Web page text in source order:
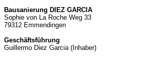
Bausanierung DIEZ GARCIA
Sophie von La Roche Weg 33
79312 Emmendingen
Geschäftsführung
Guillermo Diez Garcia (Inhaber)